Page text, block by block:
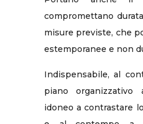
compromettano
misure previste, che
estemporanee e non
Indispensabile, al
piano
idoneo a contrastare